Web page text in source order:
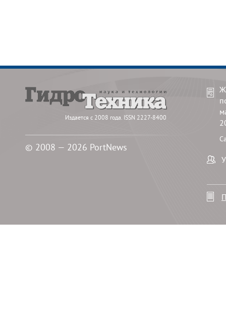
Издается с 2008 года. ISSN 2227-8400
© 2008 — 2026 PortNews